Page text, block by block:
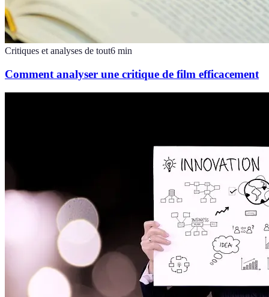
Critiques et analyses de tout6 min
Comment analyser une critique de film efficacement